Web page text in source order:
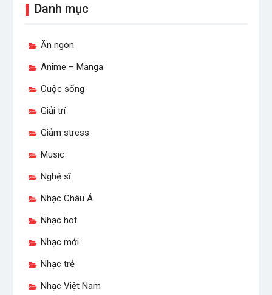
Danh mục
Ăn ngon
Anime – Manga
Cuộc sống
Giải trí
Giảm stress
Music
Nghệ sĩ
Nhạc Châu Á
Nhạc hot
Nhạc mới
Nhạc trẻ
Nhạc Việt Nam